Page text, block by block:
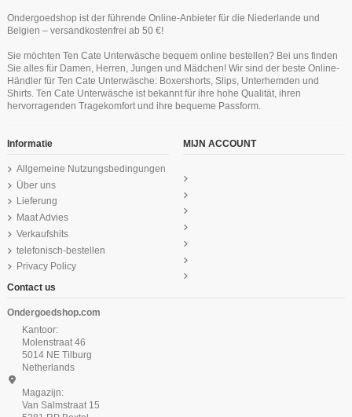
Ten Cate Basics women spaghetti
top black
18,99 €
Ten Cate Basics men classic slip 2
pack black
29,99 €
Ten Cate Basics women long shorts
2 pc white
34,99 €
34,99 €
Ten Cate Basics women midi 4 pack
white
44,99 €
Ten Cate Basics women bikini 2 pack
white
24,99 €
Ten Cate Basics women midi 4 pack
beige
44,99 €
Weiss
24,99 €
Ondergoedshop ist der führende Online-Anbieter für die Niederlande und
Belgien – versandkostenfrei ab 50 €!
Sie möchten Ten Cate Unterwäsche bequem online bestellen? Bei uns finden
Sie alles für Damen, Herren, Jungen und Mädchen! Wir sind der beste Online-
Händler für Ten Cate Unterwäsche: Boxershorts, Slips, Unterhemden und
Shirts. Ten Cate Unterwäsche ist bekannt für ihre hohe Qualität, ihren
hervorragenden Tragekomfort und ihre bequeme Passform.
Informatie
Allgemeine Nutzungsbedingungen
Über uns
Lieferung
Maat Advies
Verkaufshits
telefonisch-bestellen
Privacy Policy
MIJN ACCOUNT
Contact us
Ondergoedshop.com
Kantoor:
Molenstraat 46
5014 NE Tilburg
Netherlands
Magazijn:
Van Salmstraat 15